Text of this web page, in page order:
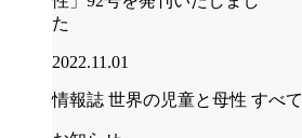
た
2022.11.01
情報誌 世界の児童と母性 すべて